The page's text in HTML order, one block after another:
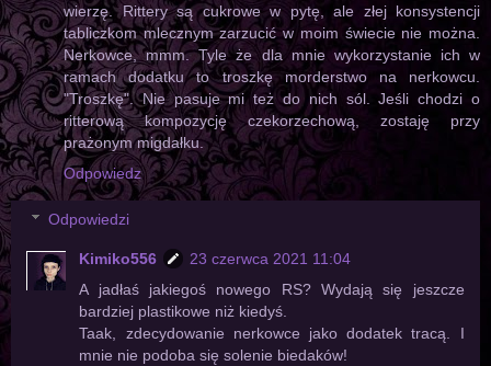
wierzę. Rittery są cukrowe w pytę, ale złej konsystencji
tabliczkom mlecznym zarzucić w moim świecie nie można.
Nerkowce, mmm. Tyle że dla mnie wykorzystanie ich w
ramach dodatku to troszkę morderstwo na nerkowcu.
"Troszkę". Nie pasuje mi też do nich sól. Jeśli chodzi o
ritterową kompozycję czekorzechową, zostaję przy
prażonym migdałku.
Odpowiedz
Odpowiedzi
Kimiko556
23 czerwca 2021 11:04
A jadłaś jakiegoś nowego RS? Wydają się jeszcze
bardziej plastikowe niż kiedyś.
Taak, zdecydowanie nerkowce jako dodatek tracą. I
mnie nie podoba się solenie biedaków!